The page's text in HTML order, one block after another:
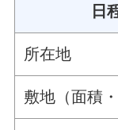
日
所在地
敷地（面積・